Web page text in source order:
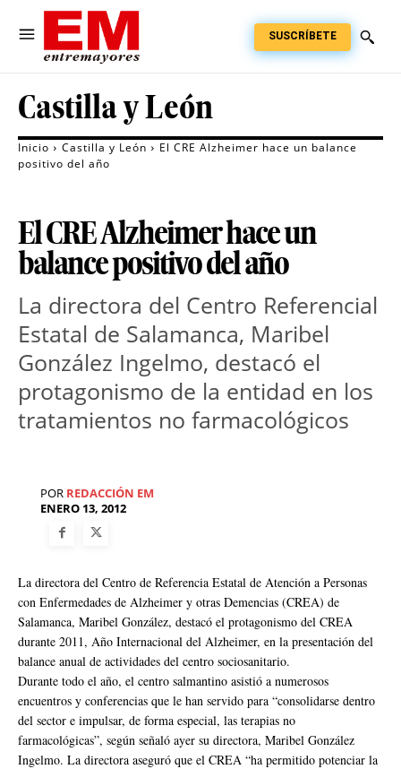
SUSCRÍBETE
Castilla y León
Inicio Castilla y León
El CRE Alzheimer hace un balance
positivo del año
El CRE Alzheimer hace un
balance positivo del año
La directora del Centro Referencial
Estatal de Salamanca, Maribel
González Ingelmo, destacó el
protagonismo de la entidad en los
tratamientos no farmacológicos
POR REDACCIÓN EM
ENERO 13, 2012
La directora del Centro de Referencia Estatal de Atención a Personas
con Enfermedades de Alzheimer y otras Demencias (CREA) de
Salamanca, Maribel González, destacó el protagonismo del CREA
durante 2011, Año Internacional del Alzheimer, en la presentación del
balance anual de actividades del centro sociosanitario.
Durante todo el año, el centro salmantino asistió a numerosos
encuentros y conferencias que le han servido para “consolidarse dentro
del sector e impulsar, de forma especial, las terapias no
farmacológicas”, según señaló ayer su directora, Maribel González
Ingelmo. La directora aseguró que el CREA “ha permitido potenciar la